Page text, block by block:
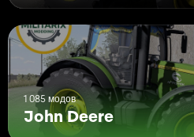
1 085 модов
John Deere